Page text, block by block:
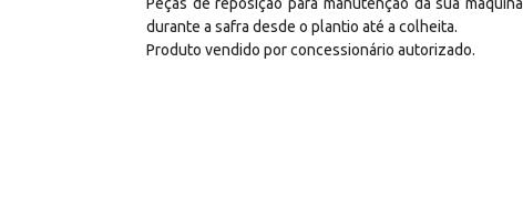
durante a safra desde o plantio até a colheita.
Produto vendido por concessionário autorizado.